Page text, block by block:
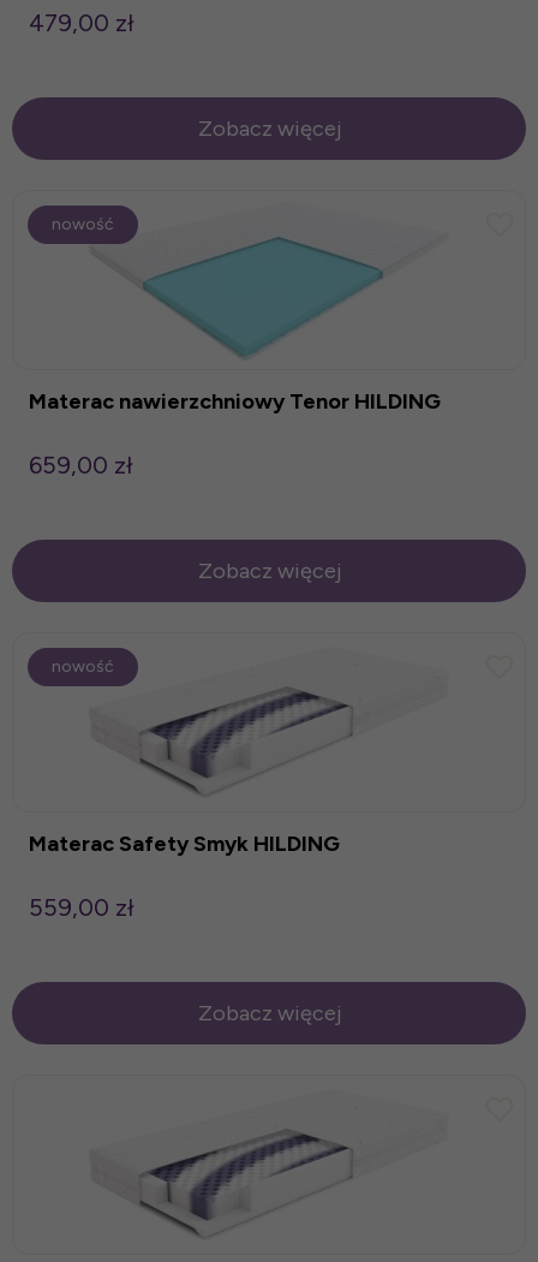
479,00 zł
Zobacz więcej
Materac nawierzchniowy Tenor HILDING
659,00 zł
Zobacz więcej
nowość
Materac Safety Smyk HILDING
559,00 zł
Zobacz więcej
nowość